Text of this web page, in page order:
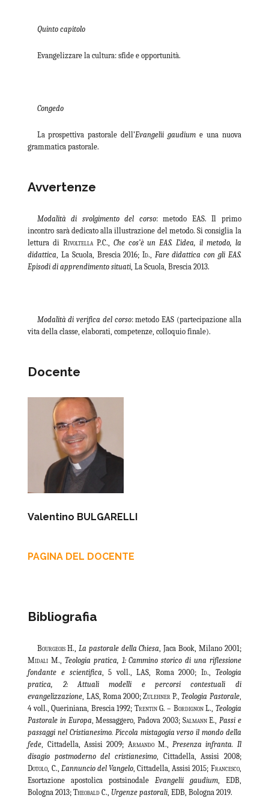
Quinto capitolo
Evangelizzare la cultura: sfide e opportunità.
Congedo
La prospettiva pastorale dell’Evangelii gaudium e una nuova
grammatica pastorale.
Avvertenze
Modalità di svolgimento del corso: metodo EAS. Il primo
incontro sarà dedicato alla illustrazione del metodo. Si consiglia la
lettura diRivoltella P.C., Che cos’è un EAS. L’idea, il metodo, la
didattica, La Scuola, Brescia 2016; Id., Fare didattica con gli EAS.
Episodi di apprendimento situati, La Scuola, Brescia 2013.
Modalità di verifica del corso: metodo EAS (partecipazione alla
vita della classe, elaborati, competenze, colloquio finale).
Docente
Valentino BULGARELLI
PAGINA DEL DOCENTE
Bibliografia
BourgeoisH.,La pastorale della Chiesa, Jaca Book, Milano 2001;
Midali M., Teologia pratica, 1: Cammino storico di una riflessione
fondante e scientifica, 5 voll., LAS, Roma 2000;Id., Teologia
pratica, 2: Attuali modelli e percorsi contestuali di
evangelizzazione, LAS, Roma 2000;Zulehner P.,Teologia Pastorale,
4 voll., Queriniana, Brescia 1992; Trentin G. – BordignonL., Teologia
Pastorale in Europa, Messaggero, Padova 2003; SalmannE., Passi e
passaggi nel Cristianesimo. Piccola mistagogia verso il mondo della
fede, Cittadella, Assisi 2009; ArmandoM.,Presenza infranta. Il
disagio postmoderno del cristianesimo, Cittadella, Assisi 2008;
Dotolo, C., L’annuncio del Vangelo, Cittadella, Assisi 2015; Francesco,
Esortazione apostolica postsinodale Evangelii gaudium, EDB,
Bologna 2013;Theobald C., Urgenze pastorali, EDB, Bologna 2019.